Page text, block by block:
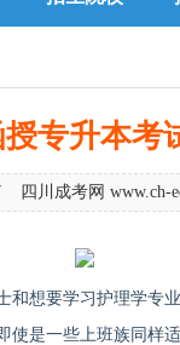
专升本考
四川成考网 www.ch-
想要学习护理学专
使是一些上班族同样